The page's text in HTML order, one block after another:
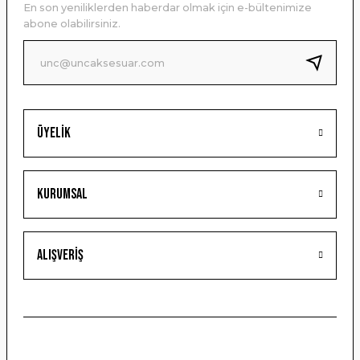
Ürün bilgilerinde hatalar bulunuyor.
Ürün fiyatı diğer sitelerden daha pahalı.
Bu ürüne benzer farklı alternatifler olmalı.
Gönder
Üyelik
Kurumsal
Alışveriş
En son yeniliklerden haberdar olmak için e-bültenimize
abone olabilirsiniz.